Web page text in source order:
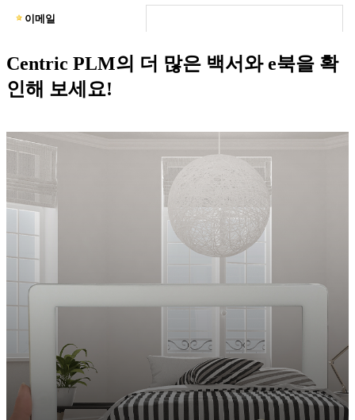
Centric PLM의 더 많은 백서와 e북을 확
인해 보세요!